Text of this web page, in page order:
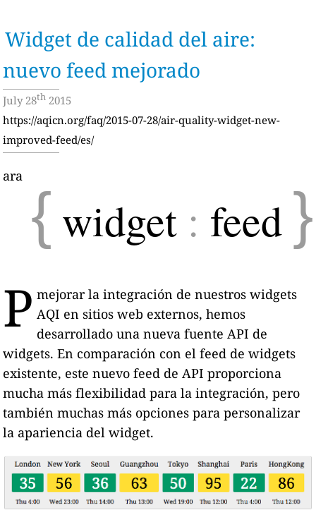
Widget de calidad del aire:
nuevo feed mejorado
July 28th 2015
https://aqicn.org/faq/2015-07-28/air-quality-widget-new-
improved-feed/es/
{ widget : feed }
P
ara
mejorar la integración de nuestros widgets
AQI en sitios web externos, hemos
desarrollado una nueva fuente API de
widgets. En comparación con el feed de widgets
existente, este nuevo feed de API proporciona
mucha más flexibilidad para la integración, pero
también muchas más opciones para personalizar
la apariencia del widget.